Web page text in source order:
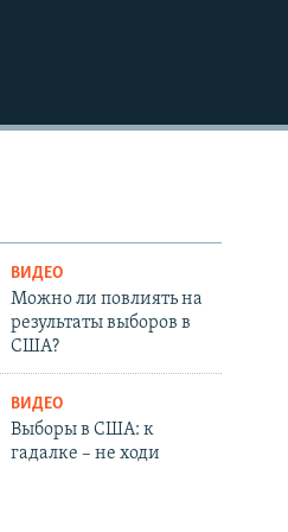
ВИДЕО
Можно ли повлиять на
результаты выборов в
США?
ВИДЕО
Выборы в США: к
гадалке – не ходи